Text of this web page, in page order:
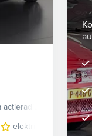
elektrisch glazen